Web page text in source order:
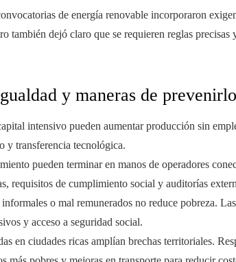
de energía renovable incorporaron
también dejó claro que se requieren reglas precisas
y maneras de
intensivo pueden aumentar producción sin
y transferencia tecnológica.
pueden terminar en manos de operadores
requisitos de cumplimiento social y auditorías
o mal remunerados no reduce pobreza.
y acceso a seguridad social.
en ciudades ricas amplían brechas territoriales.